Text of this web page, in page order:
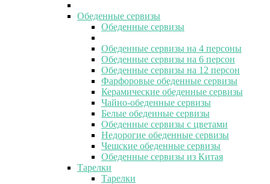
Обеденные сервизы
Обеденные сервизы
Обеденные сервизы на 4 персоны
Обеденные сервизы на 6 персон
Обеденные сервизы на 12 персон
Фарфоровые обеденные сервизы
Керамические обеденные сервизы
Чайно-обеденные сервизы
Белые обеденные сервизы
Обеденные сервизы с цветами
Недорогие обеденные сервизы
Чешские обеденные сервизы
Обеденные сервизы из Китая
Тарелки
Тарелки